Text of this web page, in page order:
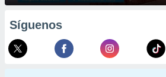
Síguenos